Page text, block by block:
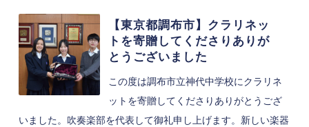
【東京都調布市】クラリネッ
トを寄贈してくださりありが
とうございました
この度は調布市立神代中学校にクラリネ
ットを寄贈してくださりありがとうござ
いました。吹奏楽部を代表して御礼申し上げます。新しい楽器